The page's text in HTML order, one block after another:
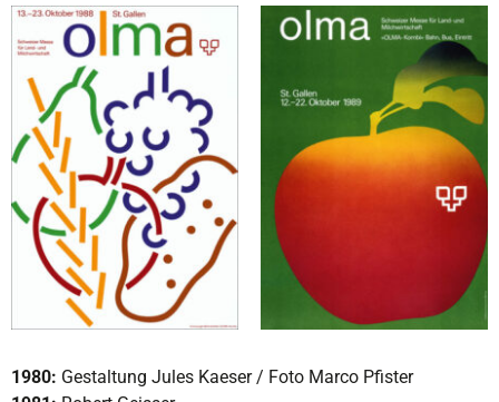
1980: Gestaltung Jules Kaeser / Foto Marco Pfister